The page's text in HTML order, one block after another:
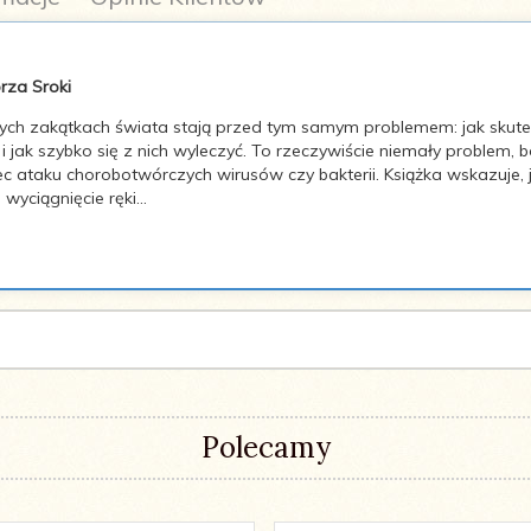
Sroki
zakątkach świata stają przed tym samym problemem: jak
szybko się z nich wyleczyć. To rzeczywiście niemały
ataku chorobotwórczych wirusów czy bakterii. Książka
ręki...
Polecamy